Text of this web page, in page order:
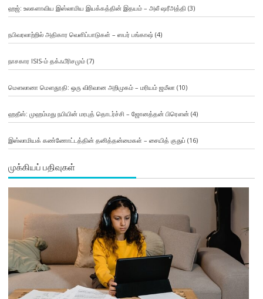
ஹஜ்: உலகளாவிய இஸ்லாமிய இயக்கத்தின் இதயம் – அலீ ஷரீஅத்தி (3)
நபிவரலாற்றில் அதிகார வெளிப்பாடுகள் – ஸபர் பங்காஷ் (4)
நாசகார ISIS-ம் தக்ஃபீரிசமும்(7)
மௌலானா மௌதூதி: ஒரு விரிவான அறிமுகம் – மரியம் ஜமீலா (10)
ஹதீஸ்: முஹம்மது நபியின் மரபுத் தொடர்ச்சி – ஜோனத்தன் பிரௌன் (4)
இஸ்லாமியக் கண்ணோட்டத்தின் தனித்தன்மைகள் – சையித் குதுப் (16)
முக்கியப் பதிவுகள்